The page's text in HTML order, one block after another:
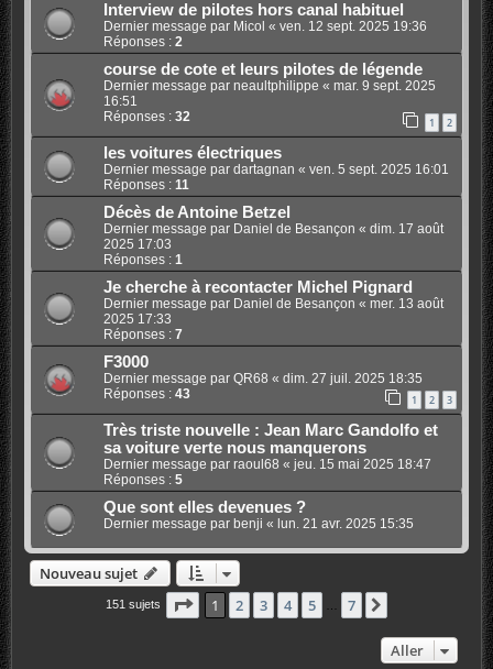
Interview de pilotes hors canal habituel
Dernier message par Micol « ven. 12 sept. 2025 19:36
Réponses : 2
course de cote et leurs pilotes de légende
Dernier message par neaultphilippe « mar. 9 sept. 2025
16:51
Réponses : 32 1 2
les voitures électriques
Dernier message par dartagnan « ven. 5 sept. 2025 16:01
Réponses : 11
Décès de Antoine Betzel
Dernier message par Daniel de Besançon « dim. 17 août
2025 17:03
Réponses : 1
Je cherche à recontacter Michel Pignard
Dernier message par Daniel de Besançon « mer. 13 août
2025 17:33
Réponses : 7
F3000
Dernier message par QR68 « dim. 27 juil. 2025 18:35
Réponses : 43 1 2 3
Très triste nouvelle : Jean Marc Gandolfo et
sa voiture verte nous manquerons
Dernier message par raoul68 « jeu. 15 mai 2025 18:47
Réponses : 5
Que sont elles devenues ?
Dernier message par benji « lun. 21 avr. 2025 15:35
Nouveau sujet
151 sujets Page 1sur7
1 2 3 4 5 7
Aller